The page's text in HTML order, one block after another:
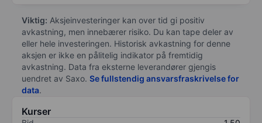
Viktig: Aksjeinvesteringer kan over tid gi positiv
avkastning, men innebærer risiko. Du kan tape deler av
eller hele investeringen. Historisk avkastning for denne
aksjen er ikke en pålitelig indikator på fremtidig
avkastning. Data fra eksterne leverandører gjengis
uendret av Saxo. Se fullstendig ansvarsfraskrivelse for
data.
Kurser